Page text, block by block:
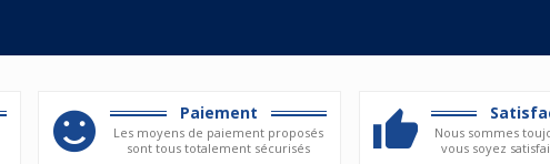
Paiement
Les moyens de paiement proposés
sont tous totalement sécurisés
Nous sommes
vous soyez